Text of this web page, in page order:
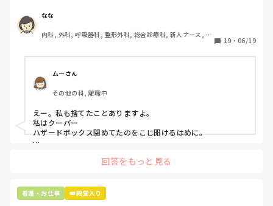
ゴミと一緒に、ノリで鑷子達を捨てました。。
患者に使用した物品は使い捨て、という認識が頭の中にあっ
て…。
プリセプターに
「普通鑷子捨てる！？明らかに使い捨てて良いような安物じ
ゃないよね？」
「そんなミスした新人、あなたが初めてだよ」
と言われました。。
たしかに、よくよく考えてみれば
手術室で使った物品も全部滅菌して使いまわすし、
なんで頭回らなかったんだろう😭
市長さんは、
患者さんに迷惑かけたわけじゃないから大丈夫、
なな
内科, 外科, 呼吸器科, 整形外科, 総合診療科, 新人ナース, 脳
19 ・ 06/19
ムーさん
その他の科, 離職中
えー。私も捨てたことありますよ。
私はクーパー
ハザードボックス閉めてたのをこじ開けるはめに。
に出しちゃったり。(これは問題か💦)
回答をもっと見る
看護・お仕事 👑殿堂入り